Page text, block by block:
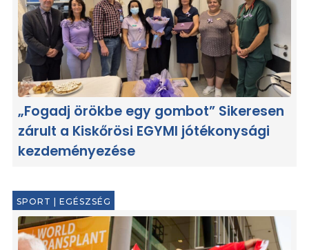
„Fogadj örökbe egy gombot” Sikeresen
zárult a Kiskőrösi EGYMI jótékonysági
kezdeményezése
SPORT | EGÉSZSÉG